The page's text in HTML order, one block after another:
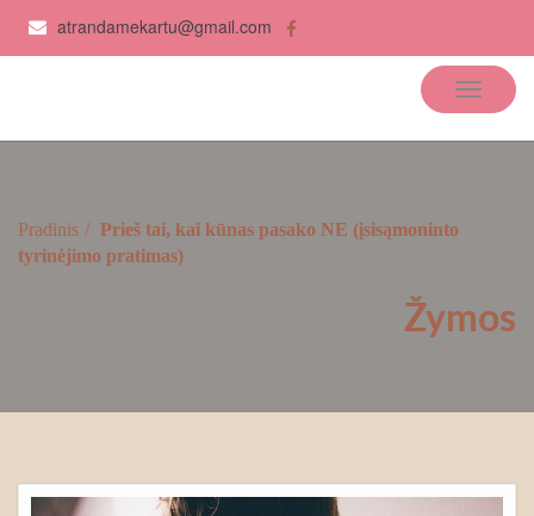
atrandamekartu@gmail.com
Pradinis
Prieš tai, kai kūnas pasako NE (įsisąmoninto
tyrinėjimo pratimas)
Žymos